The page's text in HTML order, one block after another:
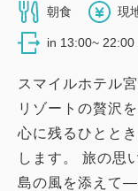
朝食 現
in 13:00~
スマイルホテル
リゾートの贅沢
心に残るひとと
します。 旅の思
島の風を添えて